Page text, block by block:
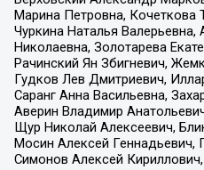
Марина Петровна, Кочеткова
Чуркина Наталья Валерьевна,
Николаевна, Золотарева
Рачинский Ян Збигневич,
Гудков Лев Дмитриевич,
Саранг Анна Васильевна,
Аверин Владимир
Щур Николай Алексеевич,
Мосин Алексей Геннадьевич,
Симонов Алексей